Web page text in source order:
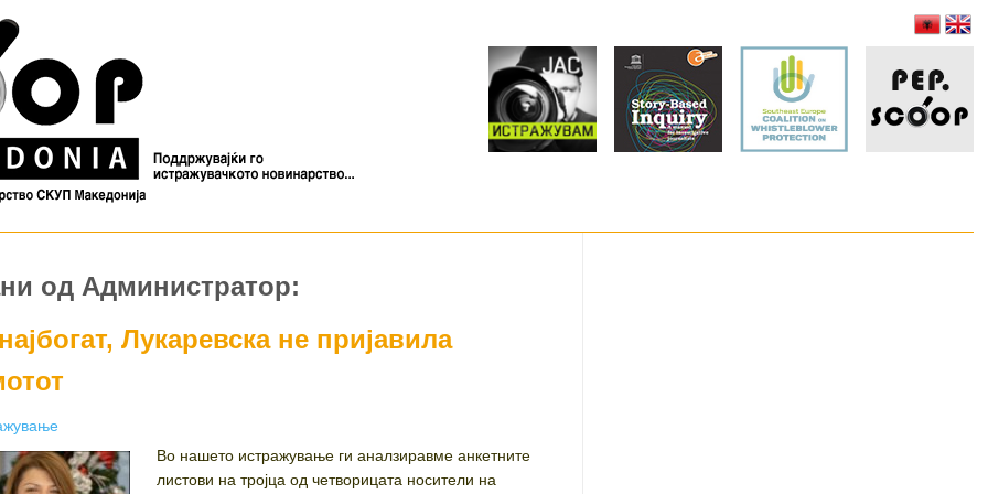
од Администратор:
Лукаревска не пријавила
Во нашето истражување ги аналзиравме анкетните
листови на тројца од четворицата носители на